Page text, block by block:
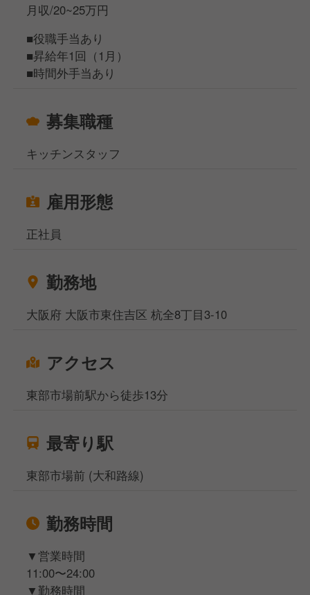
□リーダー（入社3カ月目途）
ト・アルバイトの方の育成を担当
▲
□スタッフ
＜総合職（転勤あり）になれば、S店長以上も目指せ
ます＞
も挑戦できる「総合職」へ転換となります。
──────────
──────────
■接客業務
■ラーメンやサイドメニューの調理業務
■スタッフのマネジメント、店舗運営業務 など
提供するラーメンや焼き飯の味付けなども店内で全て
行っています。基本的な仕事からスタートし、徐々に
魁力屋ならではのやり方を覚えていってください。
月収/20~25万円
■役職手当あり
■昇給年1回（1月）
■時間外手当あり
募集職種
キッチンスタッフ
雇用形態
正社員
勤務地
大阪府 大阪市東住吉区 杭全8丁目3-10
アクセス
東部市場前駅から徒歩13分
最寄り駅
東部市場前 (大和路線)
勤務時間
▼営業時間
11:00〜24:00
▼勤務時間